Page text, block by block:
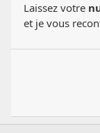
Laissez votre
et je vous